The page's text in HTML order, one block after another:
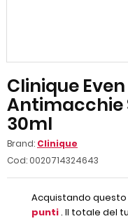
Clinique
Antimacchie
30ml
Brand: Clinique
Cod: 0020714324643
Acquistando
punti. Il totale del